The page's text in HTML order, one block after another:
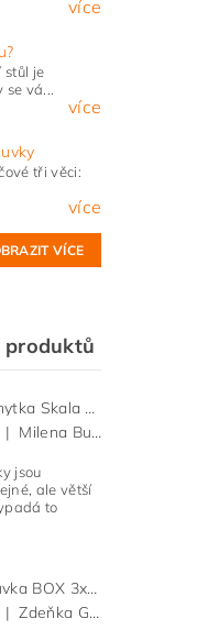
více
stůl je
vá...
více
tři věci:
více
VÍCE
produktů
Nábytková úchytka Skala černá matná
|
Milena Bučková
jsou
ale větší
to
Výklopná zásuvka BOX 3x 230V s 3m kabelem - černá
|
Zdeňka Gold